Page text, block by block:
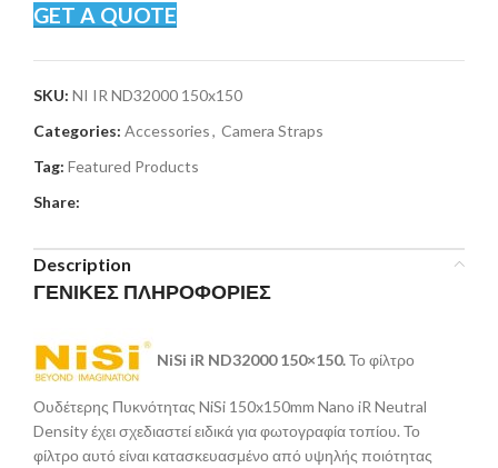
GET A QUOTE
SKU: NI IR ND32000 150x150
Categories: Accessories, Camera Straps
Tag: Featured Products
Share:
Description
ΓΕΝΙΚΕΣ ΠΛΗΡΟΦΟΡΙΕΣ
NiSi iR ND32000 150×150. Το φίλτρο
Ουδέτερης Πυκνότητας NiSi 150x150mm Nano iR Neutral
Density έχει σχεδιαστεί ειδικά για φωτογραφία τοπίου. Το
φίλτρο αυτό είναι κατασκευασμένο από υψηλής ποιότητας